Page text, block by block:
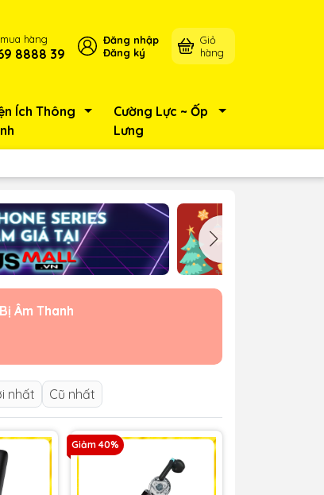
hàng
8888 39
Đăng nhập
Đăng ký
Giỏ
hàng
Ích Thông
Cường Lực ~ Ốp
Lưng
Âm Thanh
nhất Cũ nhất
Giảm 40%